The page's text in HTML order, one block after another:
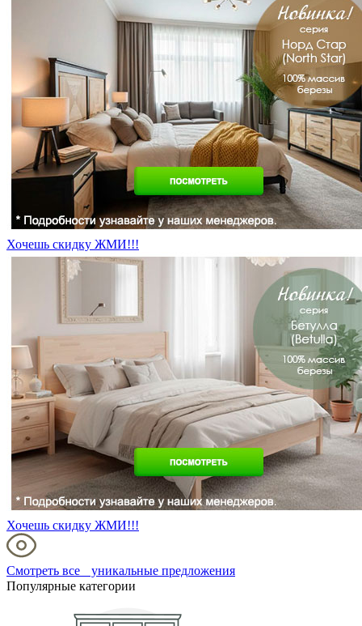
Хочешь скидку ЖМИ!!!
Хочешь скидку ЖМИ!!!
Смотреть все уникальные предложения
Популярные категории